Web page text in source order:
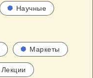
Научные
Маркеты
Лекции